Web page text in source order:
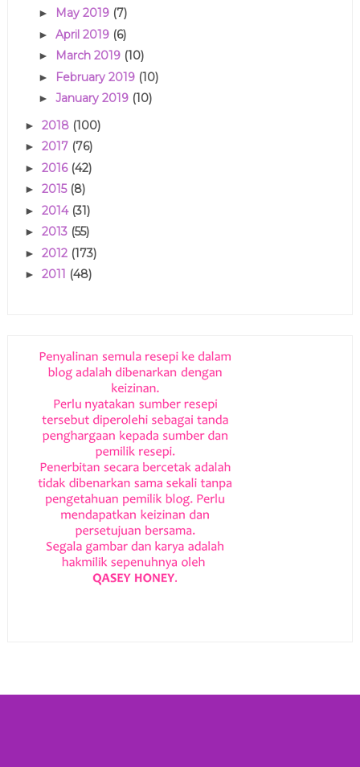
► May 2019 (7)
► April 2019 (6)
► March 2019 (10)
► February 2019 (10)
► January 2019 (10)
► 2018 (100)
► 2017 (76)
► 2016 (42)
► 2015 (8)
► 2014 (31)
► 2013 (55)
► 2012 (173)
► 2011 (48)